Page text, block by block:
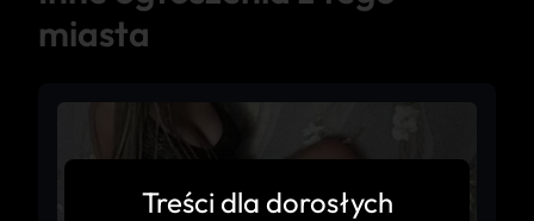
miasta
Treści dla dorosłych